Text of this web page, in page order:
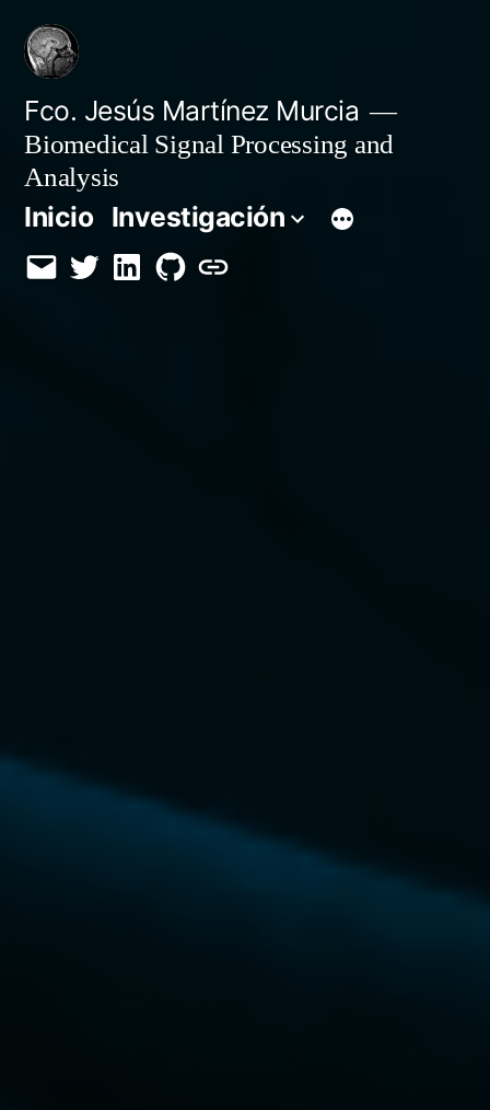
Saltar
contenido
Fco. Jesús Martínez Murcia
Biomedical Signal Processing and
Analysis
Inicio Investigación
EmailTwitterLinkedInGitHub
Orcid